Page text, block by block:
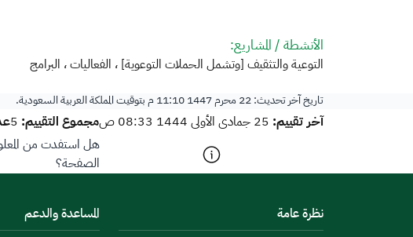
الأنشطة / المشاريع:
التوعية والتثقيف [وتشمل الحملات التوعوية] ، الفعاليات ، البرامج
تاريخ آخر تحديث:22 محرم 1447 11:10 م بتوقيت المملكة العربية السعودية.
آخر تقييم: 25 جمادى الأولى 1444 08:33 ص مجموع التقييم: 5
هل استفدت من
الصفحة؟
نظرة عامة المساعدة والدعم